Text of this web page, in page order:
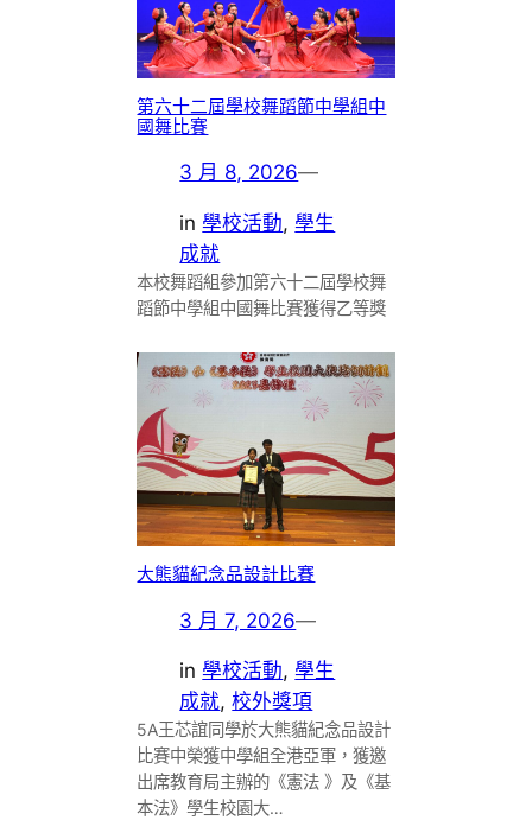
榮譽榜
第六十二屆學校舞蹈節中學組中
國舞比賽
3 月 8, 2026—
in學校活動, 學生
成就
本校舞蹈組參加第六十二屆學校舞
蹈節中學組中國舞比賽獲得乙等獎
大熊貓紀念品設計比賽
3 月 7, 2026—
in學校活動, 學生
成就, 校外獎項
5A王芯誼同學於大熊貓紀念品設計
比賽中榮獲中學組全港亞軍，獲邀
出席教育局主辦的《憲法 》及《基
本法》學生校園大…